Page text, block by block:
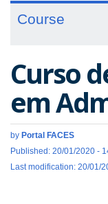
Course
Curso
em
by Portal FACES
Published: 20/01/2020 -
Last modification: 20/01/